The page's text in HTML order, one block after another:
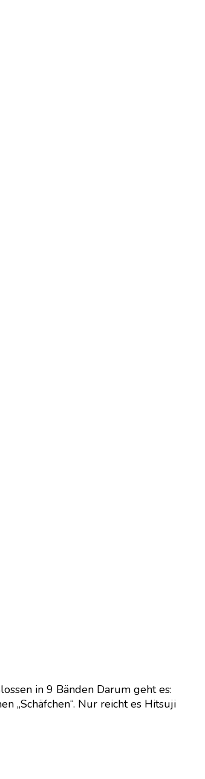
in 9 Bänden Darum geht es:
„Schäfchen“. Nur reicht es Hitsuji